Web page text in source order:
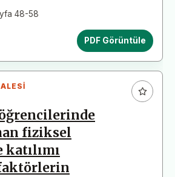
48-58
PDF Görüntüle
fiziksel